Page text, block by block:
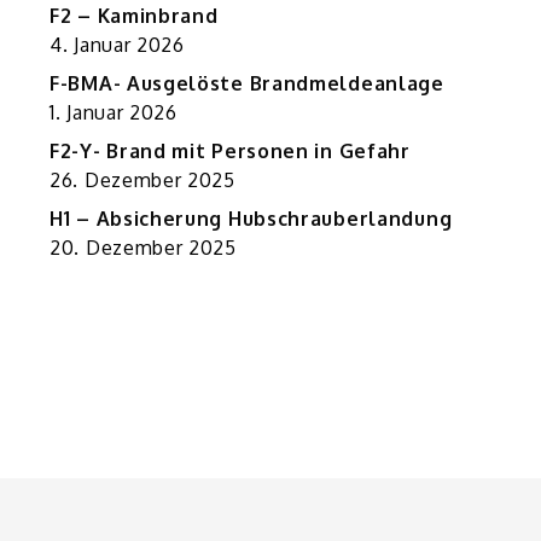
F2 – Kaminbrand
4. Januar 2026
F-BMA- Ausgelöste Brandmeldeanlage
1. Januar 2026
F2-Y- Brand mit Personen in Gefahr
26. Dezember 2025
H1 – Absicherung Hubschrauberlandung
20. Dezember 2025